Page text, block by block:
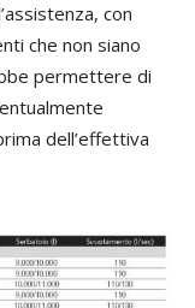
con
che non siano
permettere di
dell’effettiva